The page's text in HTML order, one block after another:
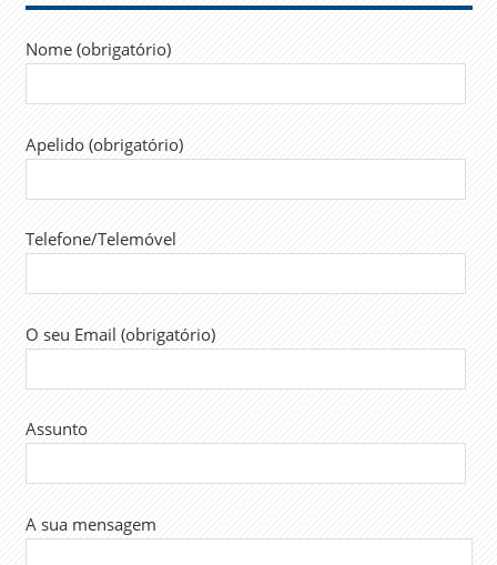
Nome (obrigatório)
Apelido (obrigatório)
Telefone/Telemóvel
O seu Email (obrigatório)
Assunto
A sua mensagem